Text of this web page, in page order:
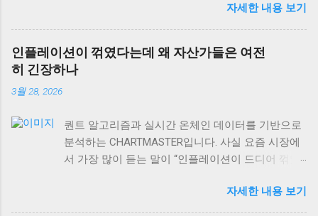
재 글로벌 자산시장을 보면, 이런 단순한 공식이 얼
마나 위험한지 알 수 있어요. 실제로는 금값과 경제
성장의 관계가 훨씬 복잡하고, 때로는 정반대로 작
용하기도 합니다. 오늘은 금값 움직임을 제대로 읽
는 법과 상품시장 수급 동향, 그리고 역발상 투자의
$106.40B USD 에 달하는 상황에서, 전통 자산과 디
지털 자산의 상관관계도 함께 살펴볼게요. 금값과
경제성장, 단순한 반비례 관계가 아니다 많은 사람
는 절반만 맞는 이야기예요. 실제로 금은 인플레이
자세한 내용 보기
인플레이션이 꺾였다는데 왜 자산가들은 여전
히 긴장하나
3월 28, 2026
퀀트 알고리즘과 실시간 온체인 데이터를 기반으로
분석하는 CHARTMASTER입니다. 사실 요즘 시장에
서 가장 많이 듣는 말이 “인플레이션이 드디어 꺾였
되면서 많은 개인 투자자들은 안도하고 있는데, 정
작 기관들과 자산가들은 여전히 긴장의 끈을 놓지
자세한 내용 보기